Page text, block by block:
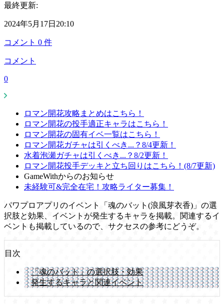
最終更新:
2024年5月17日20:10
コメント 0 件
コメント
0
ロマン開花攻略まとめはこちら！
ロマン開花の投手適正キャラはこちら！
ロマン開花の固有イベ一覧はこちら！
ロマン開花ガチャは引くべき...？8/4更新！
水着泡瀬ガチャは引くべき...？8/2更新！
ロマン開花投手デッキと立ち回りはこちら！(8/7更新)
GameWithからのお知らせ
未経験可&完全在宅！攻略ライター募集！
パワプロアプリのイベント「魂のバット(浪風芽衣香)」の選
択肢と効果、イベントが発生するキャラを掲載。関連するイ
ベントも掲載しているので、サクセスの参考にどうぞ。
目次
「魂のバット」の選択肢・効果
発生するキャラと関連イベント